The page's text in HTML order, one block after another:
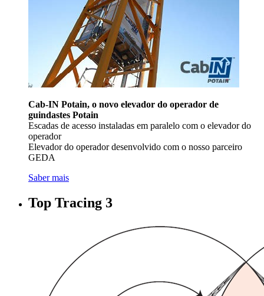
Cab-IN Potain, o novo elevador do operador de
guindastes Potain
Escadas de acesso instaladas em paralelo com o elevador do
operador
Elevador do operador desenvolvido com o nosso parceiro
GEDA
Saber mais
Top Tracing 3